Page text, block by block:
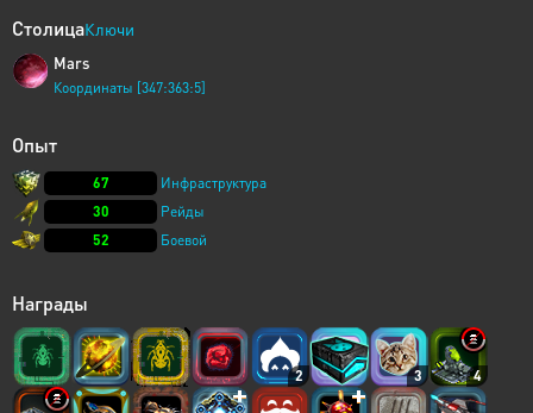
СтолицаКлючи
Mars
Координаты [347:363:5]
Опыт
67
Инфраструктура
30
Рейды
52
Боевой
Награды
2 3 4